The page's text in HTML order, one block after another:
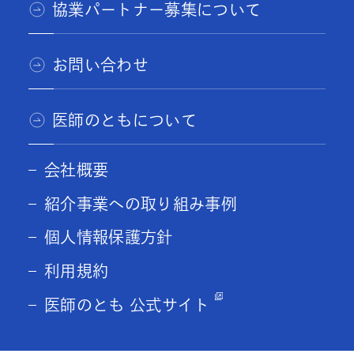
協業パートナー募集について
お問い合わせ
医師のともについて
会社概要
紹介事業への取り組み事例
個人情報保護方針
利用規約
医師のとも 公式サイト